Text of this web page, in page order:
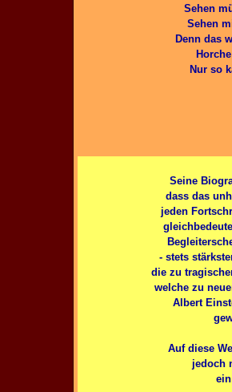
Sehen
Sehen
Denn das
Nur so
Seine
dass das
jeden
- stets
die zu
welche zu
Albert
Auf diese
jedoch